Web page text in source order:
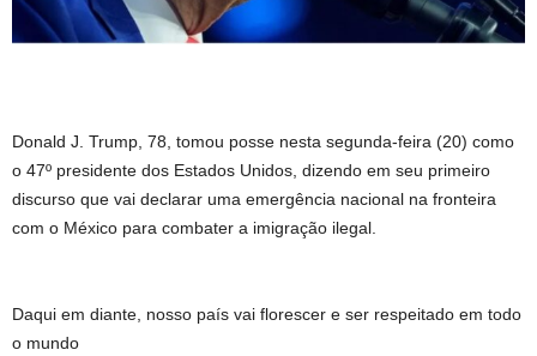
Donald J. Trump, 78, tomou posse nesta segunda-feira (20) como
o 47º presidente dos Estados Unidos, dizendo em seu primeiro
discurso que vai declarar uma emergência nacional na fronteira
com o México para combater a imigração ilegal.
Daqui em diante, nosso país vai florescer e ser respeitado em todo
o mundo